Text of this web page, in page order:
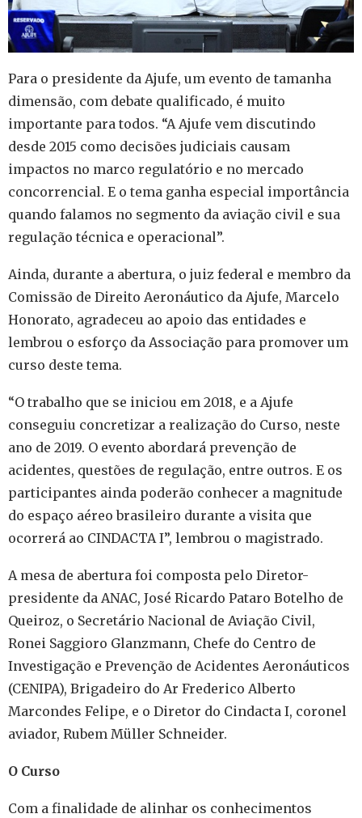
Para o presidente da Ajufe, um evento de tamanha
dimensão, com debate qualificado, é muito
importante para todos. “A Ajufe vem discutindo
desde 2015 como decisões judiciais causam
impactos no marco regulatório e no mercado
concorrencial. E o tema ganha especial importância
quando falamos no segmento da aviação civil e sua
regulação técnica e operacional”.
Ainda, durante a abertura, o juiz federal e membro da
Comissão de Direito Aeronáutico da Ajufe, Marcelo
Honorato, agradeceu ao apoio das entidades e
lembrou o esforço da Associação para promover um
curso deste tema.
“O trabalho que se iniciou em 2018, e a Ajufe
conseguiu concretizar a realização do Curso, neste
ano de 2019. O evento abordará prevenção de
acidentes, questões de regulação, entre outros. E os
participantes ainda poderão conhecer a magnitude
do espaço aéreo brasileiro durante a visita que
ocorrerá ao CINDACTA I”, lembrou o magistrado.
A mesa de abertura foi composta pelo Diretor-
presidente da ANAC, José Ricardo Pataro Botelho de
Queiroz, o Secretário Nacional de Aviação Civil,
Ronei Saggioro Glanzmann, Chefe do Centro de
Investigação e Prevenção de Acidentes Aeronáuticos
(CENIPA), Brigadeiro do Ar Frederico Alberto
Marcondes Felipe, e o Diretor do Cindacta I, coronel
aviador, Rubem Müller Schneider.
O Curso
Com a finalidade de alinhar os conhecimentos